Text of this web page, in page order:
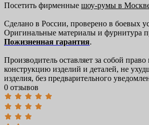
Посетить фирменные шоу-румы в
Сделано в России, проверено в боевых
Оригинальные материалы и фурнитура
Пожизненная гарантия.
Производитель оставляет за собой
конструкцию изделий и деталей, не
изделия, без предварительного
0 отзывов